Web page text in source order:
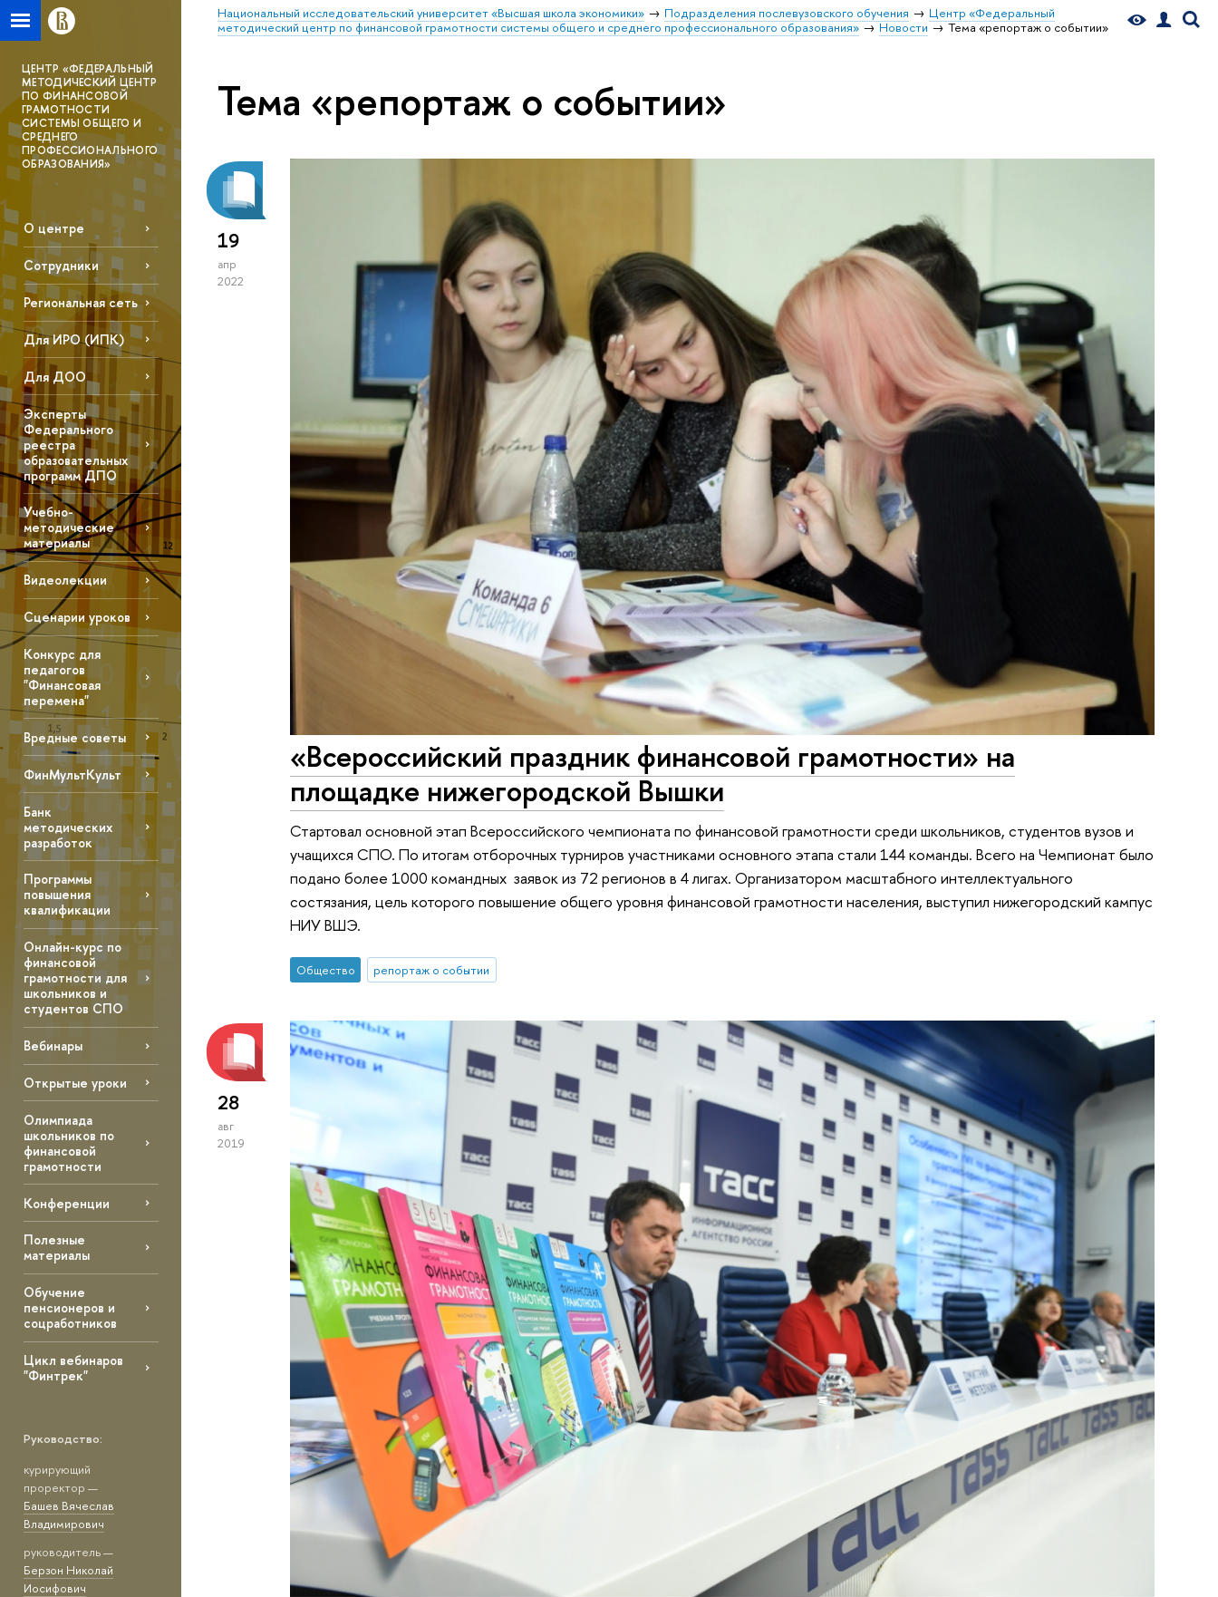
Национальный исследовательский университет «Высшая школа экономики» Подразделения послевузовского обучения
Центр «Федеральный
методический центр по финансовой грамотности системы общего и среднего профессионального образования»
Новости Тема «репортаж о событии»
ЦЕНТР «ФЕДЕРАЛЬНЫЙ
МЕТОДИЧЕСКИЙ ЦЕНТР
ПО ФИНАНСОВОЙ
ГРАМОТНОСТИ
СИСТЕМЫ ОБЩЕГО И
СРЕДНЕГО
ПРОФЕССИОНАЛЬНОГО
ОБРАЗОВАНИЯ»
О центре
Сотрудники
Региональная сеть
Для ИРО (ИПК)
Для ДОО
Эксперты
Федерального
реестра
образовательных
программ ДПО
Учебно-
методические
материалы
Видеолекции
Сценарии уроков
Конкурс для
педагогов
"Финансовая
перемена"
Вредные советы
ФинМультКульт
Банк
методических
разработок
Программы
повышения
квалификации
Онлайн-курс по
финансовой
грамотности для
школьников и
студентов СПО
Вебинары
Открытые уроки
Олимпиада
школьников по
финансовой
грамотности
Конференции
Полезные
материалы
Обучение
пенсионеров и
соцработников
Цикл вебинаров
"Финтрек"
Руководство:
курирующий
проректор —
Башев Вячеслав
Владимирович
руководитель —
Берзон Николай
Иосифович
Тема «репортаж о событии»
19
апр
2022
«Всероссийский праздник финансовой грамотности» на
площадке нижегородской Вышки
Стартовал основной этап Всероссийского чемпионата по финансовой грамотности среди школьников, студентов вузов и
учащихся СПО. По итогам отборочных турниров участниками основного этапа стали 144 команды. Всего на Чемпионат было
подано более 1000 командных заявок из 72 регионов в 4 лигах. Организатором масштабного интеллектуального
состязания, цель которого повышение общего уровня финансовой грамотности населения, выступил нижегородский кампус
НИУ ВШЭ.
Общество репортаж о событии
28
авг
2019